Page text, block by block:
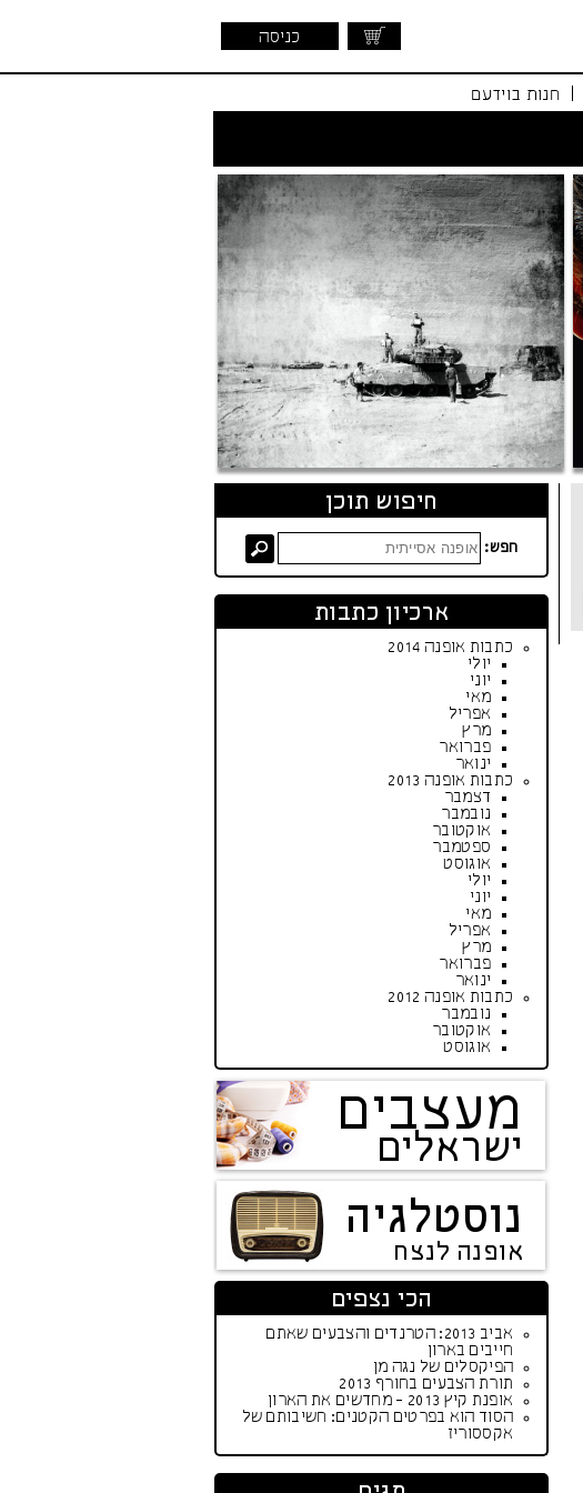
כניסה
חנות בוידעם
חיפוש תוכן
חפש:
ארכיון כתבות
כתבות אופנה 2014
יולי
יוני
מאי
אפריל
מרץ
פברואר
ינואר
כתבות אופנה 2013
דצמבר
נובמבר
אוקטובר
ספטמבר
אוגוסט
יולי
יוני
מאי
אפריל
מרץ
פברואר
ינואר
כתבות אופנה 2012
נובמבר
אוקטובר
אוגוסט
מעצבים
ישראלים
נוסטלגיה
אופנה לנצח
הכי נצפים
אביב 2013: הטרנדים והצבעים שאתם
חייבים בארון
הפיקסלים של נגה מן
תורת הצבעים בחורף 2013
אופנת קיץ 2013 - מחדשים את הארון
הסוד הוא בפרטים הקטנים: חשיבותם של
אקססוריז